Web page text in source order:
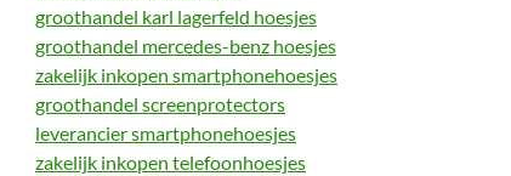
groothandel karl lagerfeld hoesjes
groothandel mercedes-benz hoesjes
zakelijk inkopen smartphonehoesjes
groothandel screenprotectors
leverancier smartphonehoesjes
zakelijk inkopen telefoonhoesjes